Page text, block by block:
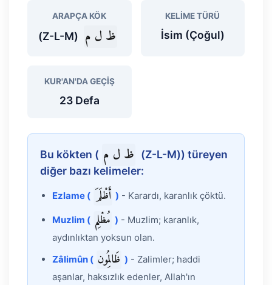
ARAPÇA KÖK
ظ ل م (Z-L-M)
KELIME TÜRÜ
İsim (Çoğul)
KUR'AN'DA GEÇIŞ
23 Defa
Bu kökten ( ظ ل م
(Z-L-M)) türeyen
diğer bazı kelimeler:
Ezlame ( أَظْلَمَ ) - Karardı, karanlık çöktü.
Muzlim ( مُظْلِم ) - Muzlim; karanlık,
aydınlıktan yoksun olan.
Zâlimûn ( ظَالِمُون ) - Zalimler; haddi
aşanlar, haksızlık edenler, Allah'ın